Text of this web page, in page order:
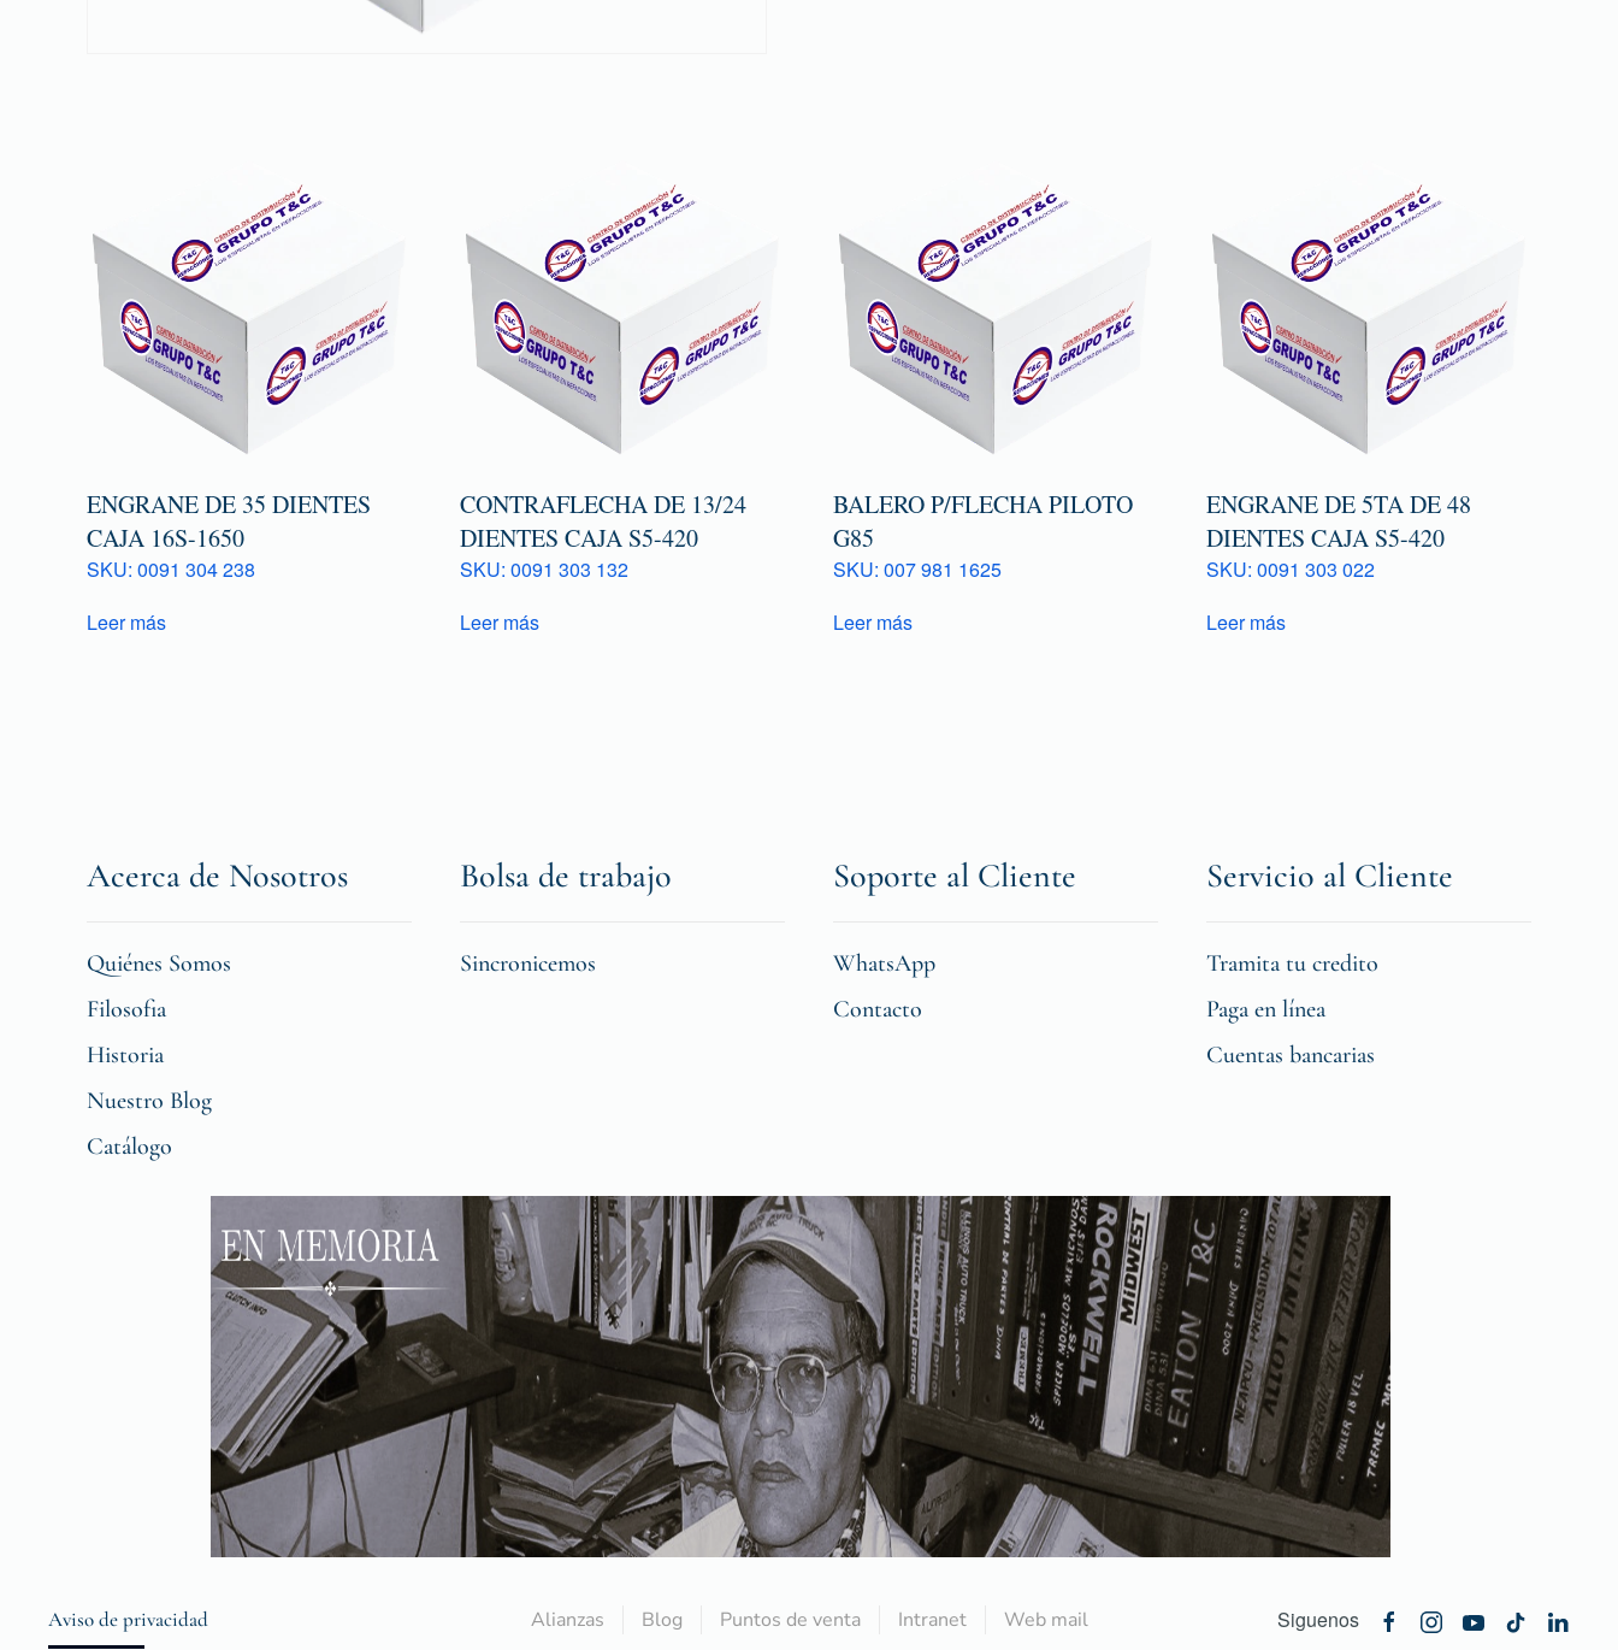
ENGRANE DE 35 DIENTES
CAJA 16S-1650
SKU: 0091 304 238
Leer más
CONTRAFLECHA DE 13/24
DIENTES CAJA S5-420
SKU: 0091 303 132
Leer más
BALERO P/FLECHA PILOTO
G85
SKU: 007 981 1625
Leer más
ENGRANE DE 5TA DE 48
DIENTES CAJA S5-420
SKU: 0091 303 022
Leer más
Acerca de Nosotros
Quiénes Somos
Filosofia
Historia
Nuestro Blog
Catálogo
Bolsa de trabajo
Sincronicemos
Soporte al Cliente
WhatsApp
Contacto
Servicio al Cliente
Tramita tu credito
Paga en línea
Cuentas bancarias
Aviso de privacidad Alianzas Blog Puntos de venta Intranet Web mail Siguenos